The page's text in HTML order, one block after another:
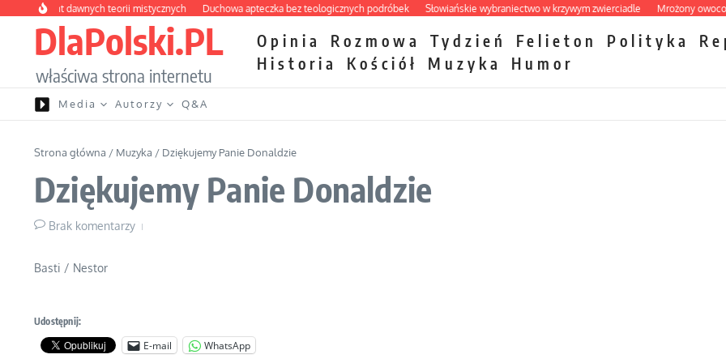
Przejdź do treści
labirynt dawnych teorii mistycznych Duchowa apteczka bez teologicznych podróbek Słowiańskie wybraniectwo w krzywym zwierciadle Mrożony owocowy
DlaPolski.PL
właściwa strona internetu
Opinia Rozmowa Tydzień Felieton Polityka
Historia
Kościół Muzyka Humor
Media Autorzy Q&A
Strona główna / Muzyka / Dziękujemy Panie Donaldzie
Dziękujemy Panie Donaldzie
Brak komentarzy
Basti / Nestor
Udostępnij:
E-mail WhatsApp